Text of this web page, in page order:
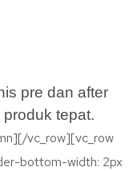
pre dan after
tepat.
vc_row][vc_row
bottom-width: 2px